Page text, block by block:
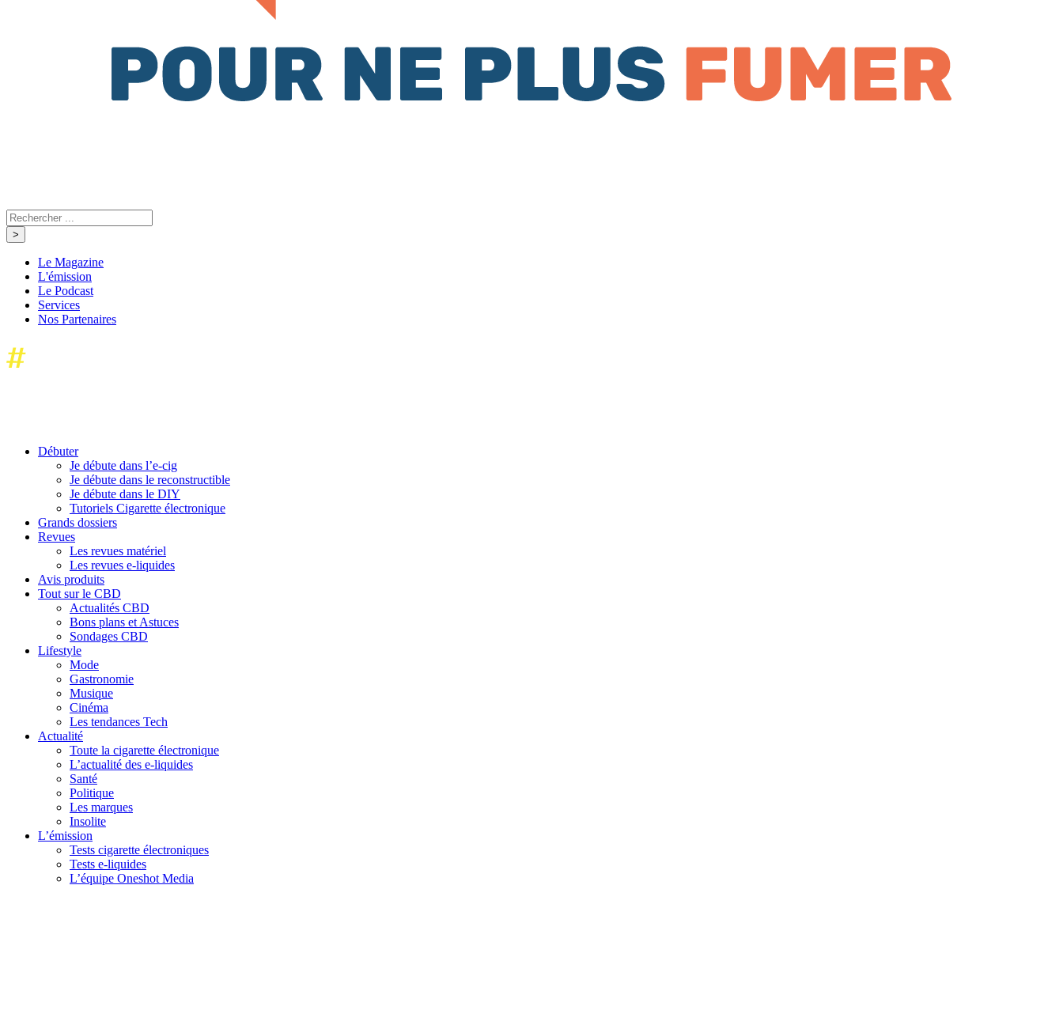
Le Magazine
L'émission
Le Podcast
Services
Nos Partenaires
Débuter
Je débute dans l’e-cig
Je débute dans le reconstructible
Je débute dans le DIY
Tutoriels Cigarette électronique
Grands dossiers
Revues
Les revues matériel
Les revues e-liquides
Avis produits
Tout sur le CBD
Actualités CBD
Bons plans et Astuces
Sondages CBD
Lifestyle
Mode
Gastronomie
Musique
Cinéma
Les tendances Tech
Actualité
Toute la cigarette électronique
L’actualité des e-liquides
Santé
Politique
Les marques
Insolite
L’émission
Tests cigarette électroniques
Tests e-liquides
L’équipe Oneshot Media